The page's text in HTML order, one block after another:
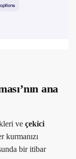
ana
ve çekici
bir itibar